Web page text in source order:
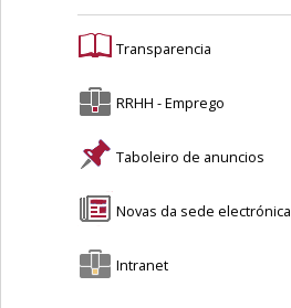
Transparencia
RRHH - Emprego
Taboleiro de anuncios
Novas da sede electrónica
Intranet